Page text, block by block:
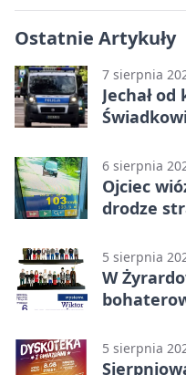
Ostatnie Artykuły
7 sierpnia
Jechał
6 sierpnia
Ojciec
drodze
5 sierpnia
W
5 sierpnia